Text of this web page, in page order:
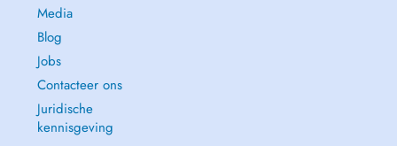
Media
Blog
Jobs
Contacteer ons
Juridische
kennisgeving